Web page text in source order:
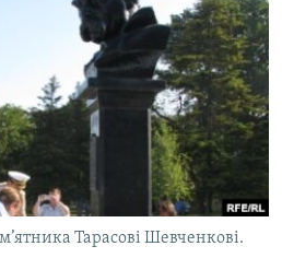
Тарасові Шевченкові.